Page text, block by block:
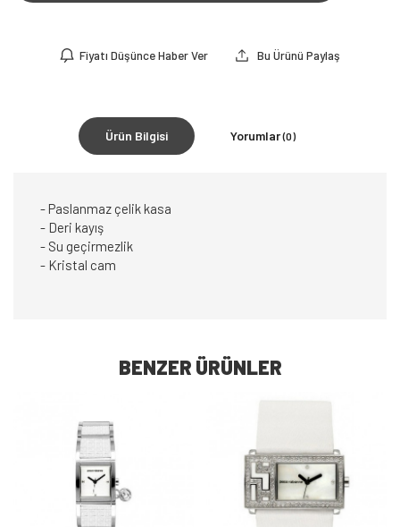
Fiyatı Düşünce Haber Ver Bu Ürünü Paylaş
Ürün Bilgisi Yorumlar(0)
- Paslanmaz çelik kasa
- Deri kayış
- Su geçirmezlik
- Kristal cam
BENZER ÜRÜNLER